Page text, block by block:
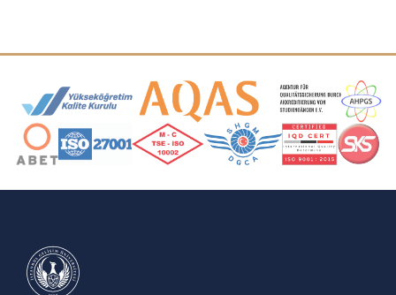
Akreditasyon ve Üyelik Logoları